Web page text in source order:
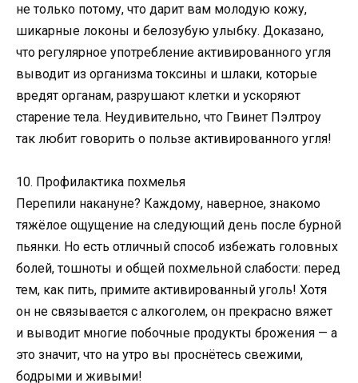
не только потому, что дарит вам молодую кожу,
шикарные локоны и белозубую улыбку. Доказано,
что регулярное употребление активированного угля
выводит из организма токсины и шлаки, которые
вредят органам, разрушают клетки и ускоряют
старение тела. Неудивительно, что Гвинет Пэлтроу
так любит говорить о пользе активированного угля!
10. Профилактика похмелья
Перепили накануне? Каждому, наверное, знакомо
тяжёлое ощущение на следующий день после бурной
пьянки. Но есть отличный способ избежать головных
болей, тошноты и общей похмельной слабости: перед
тем, как пить, примите активированный уголь! Хотя
он не связывается с алкоголем, он прекрасно вяжет
и выводит многие побочные продукты брожения — а
это значит, что на утро вы проснётесь свежими,
бодрыми и живыми!